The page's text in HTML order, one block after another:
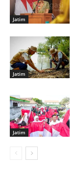
Jatim
Jatim
Jatim